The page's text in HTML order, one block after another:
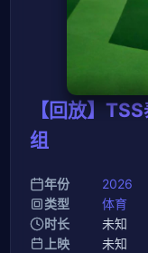
【回放】
组
年份
2026
类型
体育
时长
未知
上映
未知